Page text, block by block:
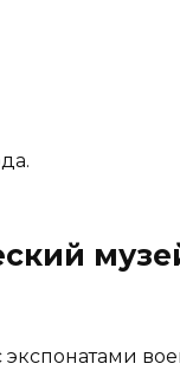
экспонатами